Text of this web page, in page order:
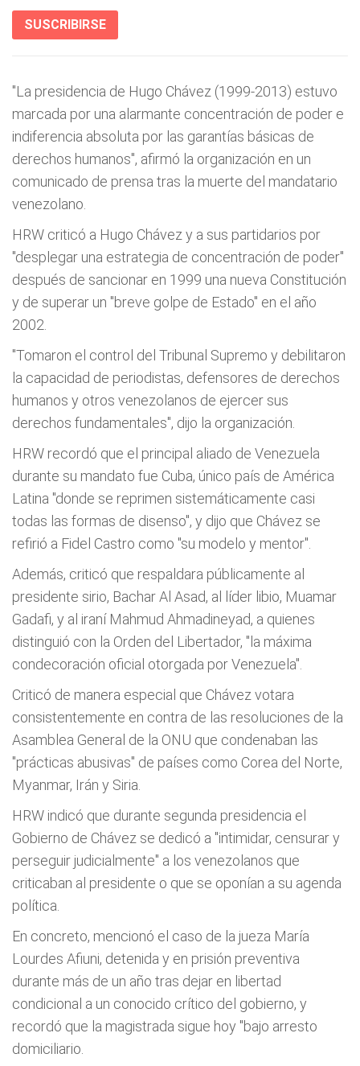
SUSCRIBIRSE
"La presidencia de Hugo Chávez (1999-2013) estuvo
marcada por una alarmante concentración de poder e
indiferencia absoluta por las garantías básicas de
derechos humanos", afirmó la organización en un
comunicado de prensa tras la muerte del mandatario
venezolano.
HRW criticó a Hugo Chávez y a sus partidarios por
"desplegar una estrategia de concentración de poder"
después de sancionar en 1999 una nueva Constitución
y de superar un "breve golpe de Estado" en el año
2002.
"Tomaron el control del Tribunal Supremo y debilitaron
la capacidad de periodistas, defensores de derechos
humanos y otros venezolanos de ejercer sus
derechos fundamentales", dijo la organización.
HRW recordó que el principal aliado de Venezuela
durante su mandato fue Cuba, único país de América
Latina "donde se reprimen sistemáticamente casi
todas las formas de disenso", y dijo que Chávez se
refirió a Fidel Castro como "su modelo y mentor".
Además, criticó que respaldara públicamente al
presidente sirio, Bachar Al Asad, al líder libio, Muamar
Gadafi, y al iraní Mahmud Ahmadineyad, a quienes
distinguió con la Orden del Libertador, "la máxima
condecoración oficial otorgada por Venezuela".
Criticó de manera especial que Chávez votara
consistentemente en contra de las resoluciones de la
Asamblea General de la ONU que condenaban las
"prácticas abusivas" de países como Corea del Norte,
Myanmar, Irán y Siria.
HRW indicó que durante segunda presidencia el
Gobierno de Chávez se dedicó a "intimidar, censurar y
perseguir judicialmente" a los venezolanos que
criticaban al presidente o que se oponían a su agenda
política.
En concreto, mencionó el caso de la jueza María
Lourdes Afiuni, detenida y en prisión preventiva
durante más de un año tras dejar en libertad
condicional a un conocido crítico del gobierno, y
recordó que la magistrada sigue hoy "bajo arresto
domiciliario.